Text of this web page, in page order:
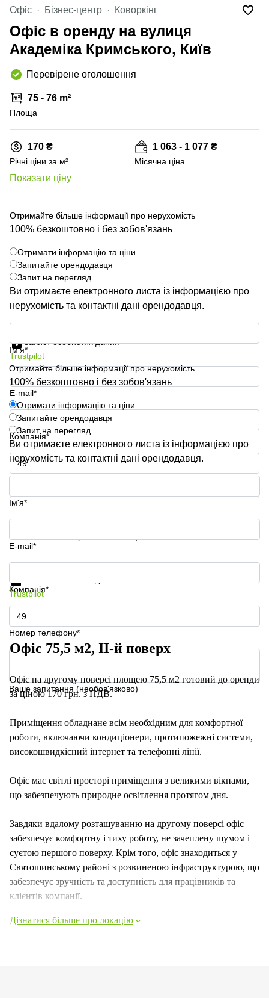
Офіс Бізнес-центр Коворкінг
Офіс в оренду на вулиця
Академіка Кримського, Київ
Перевірене оголошення
75 - 76 m²
Площа
170 ₴
Річні ціни за м²
Показати ціну
1 063 - 1 077 ₴
Місячна ціна
Отримайте більше інформації про нерухомість
100% безкоштовно і без зобов'язань
Отримати інформацію та ціни
Запитайте орендодавця
Запит на перегляд
Ви отримаєте електронного листа із інформацією про
нерухомість та контактні дані орендодавця.
Ім'я*
E-mail*
Компанія*
Номер телефону*
Захист особистих даних
Trustpilot
Отримайте більше інформації про нерухомість
100% безкоштовно і без зобов'язань
Отримати інформацію та ціни
Запитайте орендодавця
Запит на перегляд
Ви отримаєте електронного листа із інформацією про
нерухомість та контактні дані орендодавця.
Ім'я*
E-mail*
Компанія*
Номер телефону*
Ваше запитання (необов'язково)
Отримати інформацію та ціни
Trustpilot
Офіс 75,5 м2, II-й поверх
Офіс на другому поверсі площею 75,5 м2 готовий до оренди
за ціною 170 грн. з ПДВ.
Приміщення обладнане всім необхідним для комфортної
роботи, включаючи кондиціонери, протипожежні системи,
високошвидкісний інтернет та телефонні лінії.
Офіс має світлі просторі приміщення з великими вікнами,
що забезпечують природне освітлення протягом дня.
Завдяки вдалому розташуванню на другому поверсі офіс
забезпечує комфортну і тиху роботу, не зачеплену шумом і
суєтою першого поверху. Крім того, офіс знаходиться у
Святошинському районі з розвиненою інфраструктурою, що
забезпечує зручність та доступність для працівників та
клієнтів компанії.
Дізнатися більше про локацію